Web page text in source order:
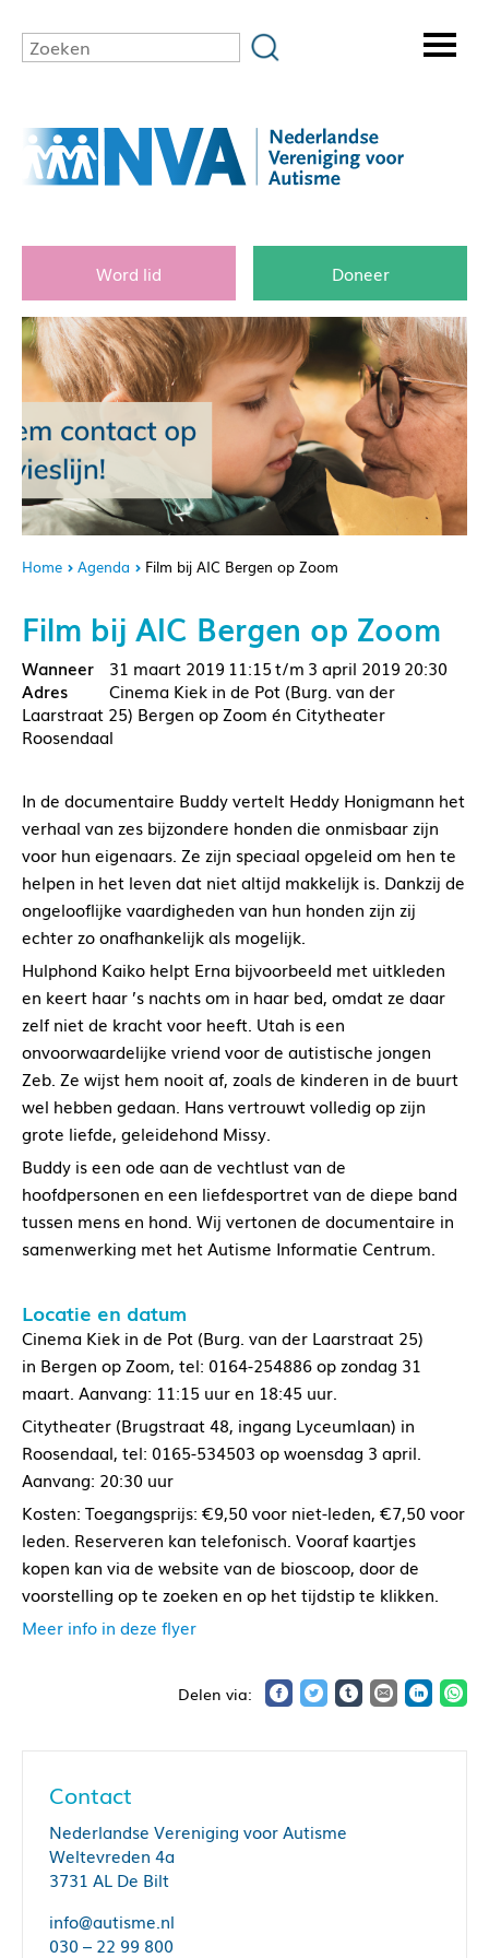
Word lid Doneer
Home Agenda Film bij AIC Bergen op Zoom
Film bij AIC Bergen op Zoom
31 maart 2019 11:15 3 april 2019 20:30
Cinema Kiek in de Pot (Burg. van der
Laarstraat 25) Bergen op Zoom én Citytheater
Roosendaal
In de documentaire Buddy vertelt Heddy Honigmann het
verhaal van zes bijzondere honden die onmisbaar zijn
voor hun eigenaars. Ze zijn speciaal opgeleid om hen te
helpen in het leven dat niet altijd makkelijk is. Dankzij de
ongelooflijke vaardigheden van hun honden zijn zij
echter zo onafhankelijk als mogelijk.
Hulphond Kaiko helpt Erna bijvoorbeeld met uitkleden
en keert haar ’s nachts om in haar bed, omdat ze daar
zelf niet de kracht voor heeft. Utah is een
onvoorwaardelijke vriend voor de autistische jongen
Zeb. Ze wijst hem nooit af, zoals de kinderen in de buurt
wel hebben gedaan. Hans vertrouwt volledig op zijn
grote liefde, geleidehond Missy.
Buddy is een ode aan de vechtlust van de
hoofdpersonen en een liefdesportret van de diepe band
tussen mens en hond. Wij vertonen de documentaire in
samenwerking met het Autisme Informatie Centrum.
Locatie en datum
Cinema Kiek in de Pot (Burg. van der Laarstraat 25)
in Bergen op Zoom, tel: 0164-254886 op zondag 31
maart. Aanvang: 11:15 uur en 18:45 uur.
Citytheater (Brugstraat 48, ingang Lyceumlaan) in
Roosendaal, tel: 0165-534503 op woensdag 3 april.
Aanvang: 20:30 uur
Kosten: Toegangsprijs: €9,50 voor niet-leden, €7,50 voor
leden. Reserveren kan telefonisch. Vooraf kaartjes
kopen kan via de website van de bioscoop, door de
voorstelling op te zoeken en op het tijdstip te klikken.
Meer info in deze flyer
Contact
Nederlandse Vereniging voor Autisme
Weltevreden 4a
3731 AL De Bilt
info@autisme.nl
030 – 22 99 800